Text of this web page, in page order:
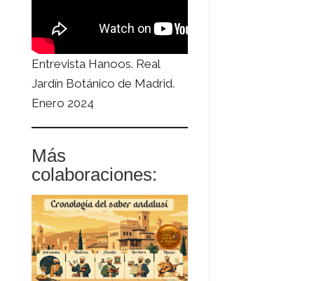
Entrevista Hanoos. Real
Jardín Botánico de Madrid.
Enero 2024
Más
colaboraciones: